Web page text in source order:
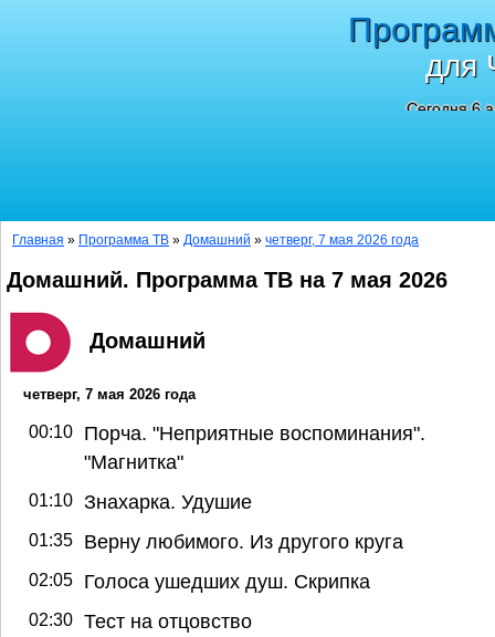
для
Сегодня 6
Главная » Программа ТВ » Домашний » четверг, 7 мая 2026 года
Домашний. Программа ТВ на 7 мая 2026
Домашний
четверг, 7 мая 2026 года
00:10
Порча. "Неприятные воспоминания".
"Магнитка"
01:10 Знахарка. Удушие
01:35 Верну любимого. Из другого круга
02:05 Голоса ушедших душ. Скрипка
02:30 Тест на отцовство